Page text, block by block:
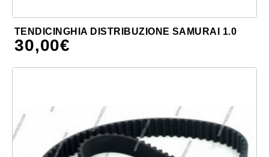
TENDICINGHIA DISTRIBUZIONE SAMURAI 1.0
30,00€